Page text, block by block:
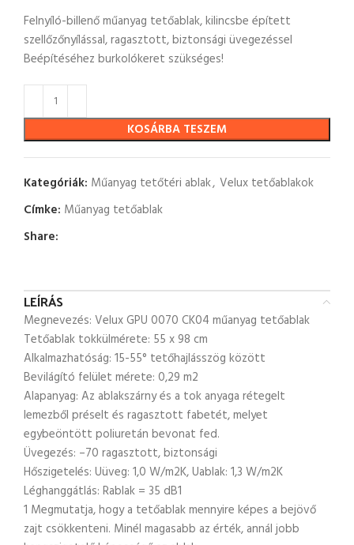
Felnyíló-billenő műanyag tetőablak, kilincsbe épített
szellőzőnyílással, ragasztott, biztonsági üvegezéssel
Beépítéséhez burkolókeret szükséges!
KOSÁRBA TESZEM
Kategóriák: Műanyag tetőtéri ablak, Velux tetőablakok
Címke: Műanyag tetőablak
Share:
LEÍRÁS
Megnevezés: Velux GPU 0070 CK04 műanyag tetőablak
Tetőablak tokkülmérete: 55 x 98 cm
Alkalmazhatóság: 15-55° tetőhajlásszög között
Bevilágító felület mérete: 0,29 m2
Alapanyag: Az ablakszárny és a tok anyaga rétegelt
lemezből préselt és ragasztott fabetét, melyet
egybeöntött poliuretán bevonat fed.
Üvegezés: –70 ragasztott, biztonsági
Hőszigetelés: Uüveg: 1,0 W/m2K, Uablak: 1,3 W/m2K
Léghanggátlás: Rablak = 35 dB1
1 Megmutatja, hogy a tetőablak mennyire képes a bejövő
zajt csökkenteni. Minél magasabb az érték, annál jobb